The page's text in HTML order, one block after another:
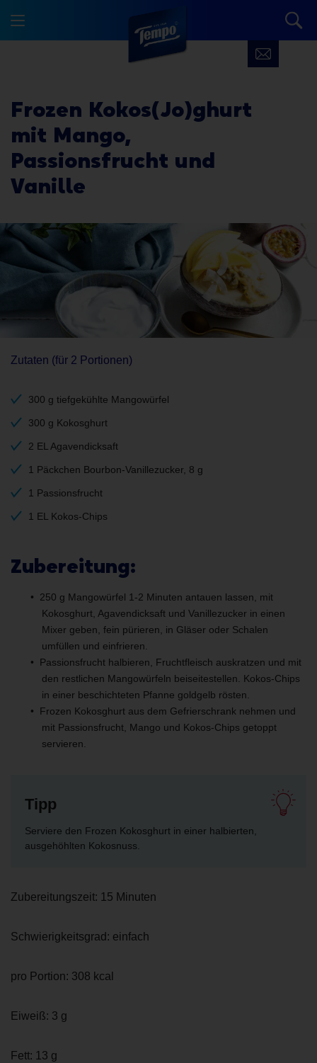
Frozen Kokos(Jo)ghurt
mit Mango,
Passionsfrucht und
Vanille
Zutaten (für 2 Portionen)
300 g tiefgekühlte Mangowürfel
300 g Kokosghurt
2 EL Agavendicksaft
1 Päckchen Bourbon-Vanillezucker, 8 g
1 Passionsfrucht
1 EL Kokos-Chips
Zubereitung:
250 g Mangowürfel 1-2 Minuten antauen lassen, mit
Kokosghurt, Agavendicksaft und Vanillezucker in einen
Mixer geben, fein pürieren, in Gläser oder Schalen
umfüllen und einfrieren.
Passionsfrucht halbieren, Fruchtfleisch auskratzen und mit
den restlichen Mangowürfeln beiseitestellen. Kokos-Chips
in einer beschichteten Pfanne goldgelb rösten.
Frozen Kokosghurt aus dem Gefrierschrank nehmen und
mit Passionsfrucht, Mango und Kokos-Chips getoppt
servieren.
Tipp
Serviere den Frozen Kokosghurt in einer halbierten,
ausgehöhlten Kokosnuss.
Zubereitungszeit: 15 Minuten
Schwierigkeitsgrad: einfach
pro Portion: 308 kcal
Eiweiß: 3 g
Fett: 13 g